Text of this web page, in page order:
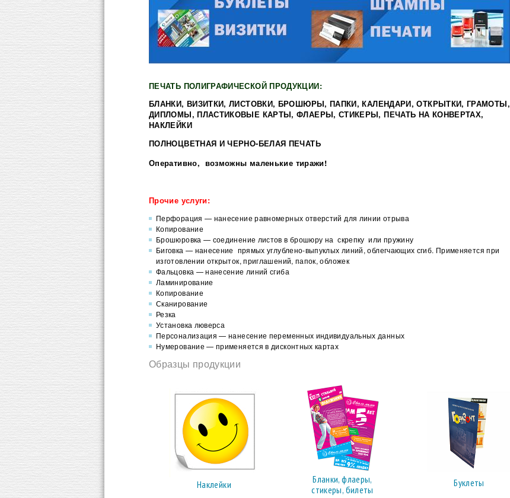
ПЕЧАТЬ ПОЛИГРАФИЧЕСКОЙ ПРОДУКЦИИ:
БЛАНКИ, ВИЗИТКИ, ЛИСТОВКИ, БРОШЮРЫ, ПАПКИ, КАЛЕНДАРИ, ОТКРЫТКИ, ГРАМОТЫ,
ДИПЛОМЫ, ПЛАСТИКОВЫЕ КАРТЫ, ФЛАЕРЫ, СТИКЕРЫ, ПЕЧАТЬ НА КОНВЕРТАХ,
НАКЛЕЙКИ
ПОЛНОЦВЕТНАЯ И ЧЕРНО-БЕЛАЯ ПЕЧАТЬ
Оперативно, возможны маленькие тиражи!
Прочие услуги:
Перфорация — нанесение равномерных отверстий для линии отрыва
Копирование
Брошюровка — соединение листов в брошюру на скрепку или пружину
Биговка — нанесение прямых углублено-выпуклых линий, облегчающих сгиб. Применяется при
изготовлении открыток, приглашений, папок, обложек
Фальцовка — нанесение линий сгиба
Ламинирование
Копирование
Сканирование
Резка
Установка люверса
Персонализация — нанесение переменных индивидуальных данных
Нумерование — применяется в дисконтных картах
Образцы продукции
Наклейки
Бланки, флаеры,
стикеры, билеты
Буклеты